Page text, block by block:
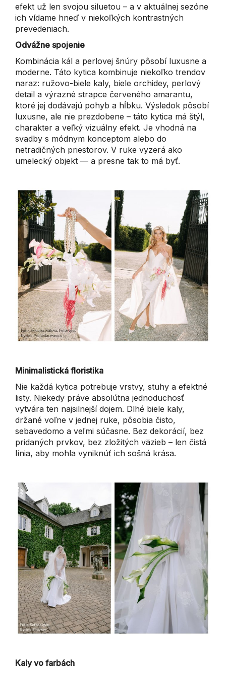
efekt už len svojou siluetou – a v aktuálnej sezóne
ich vídame hneď v niekoľkých kontrastných
prevedeniach.
Odvážne spojenie
Kombinácia kál a perlovej šnúry pôsobí luxusne a
moderne. Táto kytica kombinuje niekoľko trendov
naraz: ružovo-biele kaly, biele orchidey, perlový
detail a výrazné strapce červeného amarantu,
ktoré jej dodávajú pohyb a hĺbku. Výsledok pôsobí
luxusne, ale nie prezdobene – táto kytica má štýl,
charakter a veľký vizuálny efekt. Je vhodná na
svadby s módnym konceptom alebo do
netradičných priestorov. V ruke vyzerá ako
umelecký objekt — a presne tak to má byť.
Minimalistická floristika
Nie každá kytica potrebuje vrstvy, stuhy a efektné
listy. Niekedy práve absolútna jednoduchosť
vytvára ten najsilnejší dojem. Dlhé biele kaly,
držané voľne v jednej ruke, pôsobia čisto,
sebavedomo a veľmi súčasne. Bez dekorácií, bez
pridaných prvkov, bez zložitých väzieb – len čistá
línia, aby mohla vyniknúť ich sošná krása.
Kaly vo farbách